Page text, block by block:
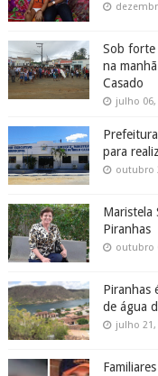
Sob forte
na
Casado
julho 06,
para
outubro
Maristela
Piranhas
outubro
Piranhas
de água
julho 21,